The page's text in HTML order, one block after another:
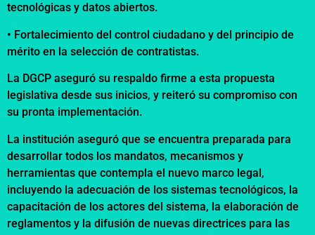
tecnológicas y datos abiertos.
• Fortalecimiento del control ciudadano y del principio de
mérito en la selección de contratistas.
La DGCP aseguró su respaldo firme a esta propuesta
legislativa desde sus inicios, y reiteró su compromiso con
su pronta implementación.
La institución aseguró que se encuentra preparada para
desarrollar todos los mandatos, mecanismos y
herramientas que contempla el nuevo marco legal,
incluyendo la adecuación de los sistemas tecnológicos, la
capacitación de los actores del sistema, la elaboración de
reglamentos y la difusión de nuevas directrices para las